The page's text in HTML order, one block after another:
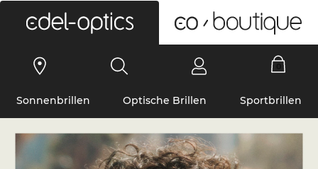
Sonnenbrillen Optische Brillen Sportbrillen